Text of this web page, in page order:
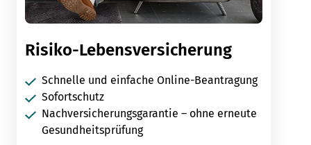
Risiko-Lebensversicherung
Schnelle und einfache Online-Beantragung
Sofortschutz
Nachversicherungsgarantie – ohne erneute
Gesundheitsprüfung